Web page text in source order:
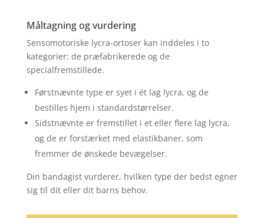
Måltagning og vurdering
Sensomotoriske lycra-ortoser kan inddeles i to
kategorier: de præfabrikerede og de
specialfremstillede.
Førstnævnte type er syet i ét lag lycra, og de
bestilles hjem i standardstørrelser.
Sidstnævnte er fremstillet i et eller flere lag lycra,
og de er forstærket med elastikbaner, som
fremmer de ønskede bevægelser.
Din bandagist vurderer, hvilken type der bedst egner
sig til dit eller dit barns behov.